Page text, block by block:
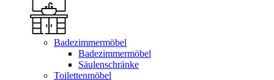
Badezimmermöbel
Badezimmermöbel
Säulenschränke
Toilettenmöbel